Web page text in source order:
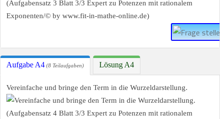
Aufgabe A4 (8 Teilaufgaben) Lösung A4
Vereinfache und bringe den Term in die Wurzeldarstellung.